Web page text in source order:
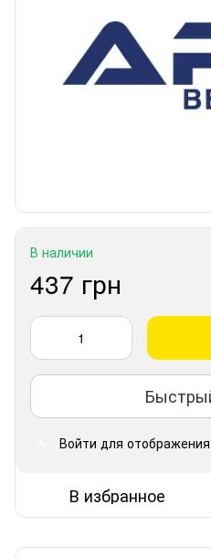
В наличии
437 грн
Войти для
В избранное